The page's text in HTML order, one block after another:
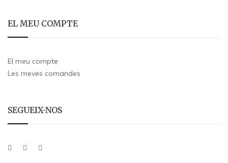
EL MEU COMPTE
El meu compte
Les meves comandes
SEGUEIX-NOS